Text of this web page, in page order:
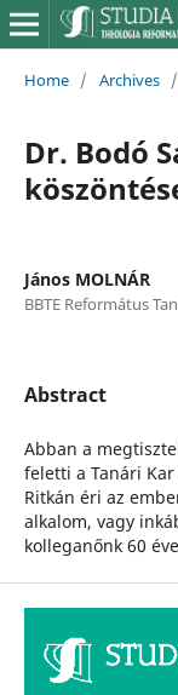
Home / Archives /
Dr. Bodó
János MOLNÁR
BBTE Református
Abstract
Abban a
feletti a Tanári
Ritkán éri az
alkalom, vagy
kolleganőnk 60